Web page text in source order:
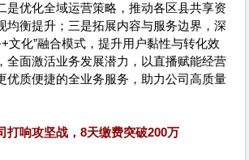
是优化全域运营策略，推动各区县共享资
均衡提升；三是拓展内容与服务边界，深
文化”融合模式，提升用户黏性与转化效
全面激活业务发展潜力，以直播赋能经营
优质便捷的全业务服务，助力公司高质量
打响攻坚战，8天缴费突破200万